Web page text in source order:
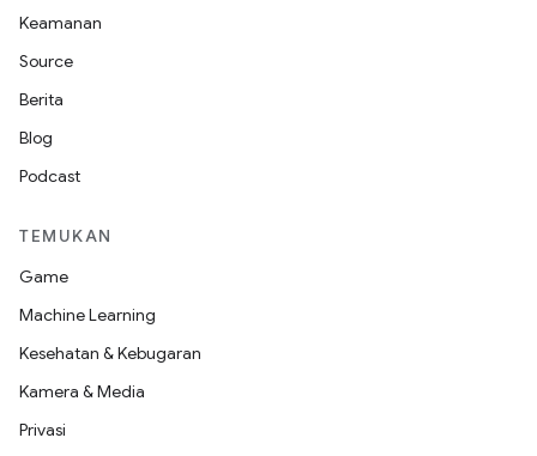
Keamanan
Source
Berita
Blog
Podcast
TEMUKAN
Game
Machine Learning
Kesehatan & Kebugaran
Kamera & Media
Privasi